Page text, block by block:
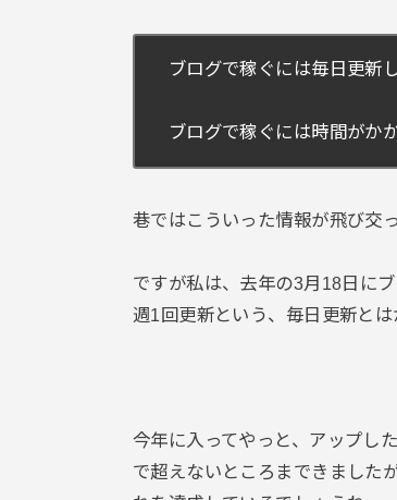
ブログで稼ぐには毎日更新
ブログで稼ぐには時間がか
巷ではこういった情報が飛び交っ
ですが私は、去年の3月18日に
週1回更新という、毎日更新と
今年に入ってやっと、アップし
で超えないところまできました